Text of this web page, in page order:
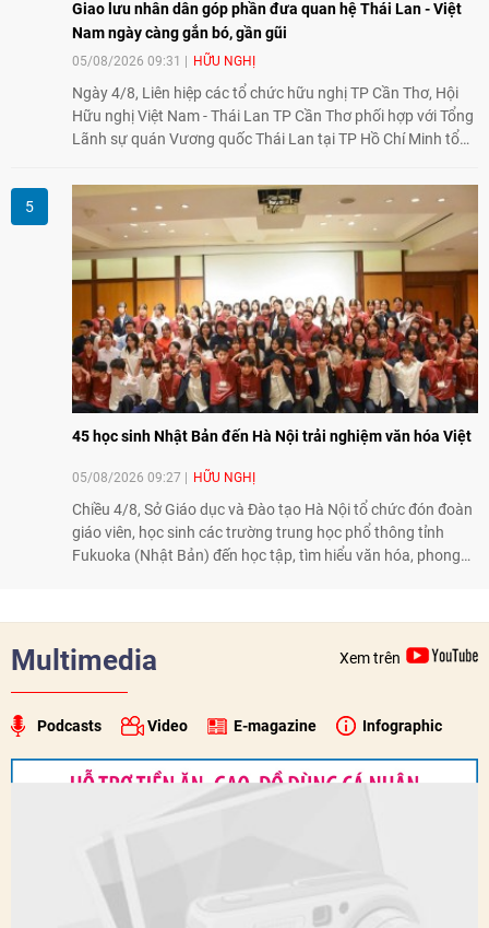
02/8/2026).
Giao lưu nhân dân góp phần đưa quan hệ Thái Lan - Việt
Nam ngày càng gắn bó, gần gũi
05/08/2026 09:31 HỮU NGHỊ
Ngày 4/8, Liên hiệp các tổ chức hữu nghị TP Cần Thơ, Hội
Hữu nghị Việt Nam - Thái Lan TP Cần Thơ phối hợp với Tổng
Lãnh sự quán Vương quốc Thái Lan tại TP Hồ Chí Minh tổ
chức họp mặt kỷ niệm 50 năm thiết lập quan hệ ngoại giao
Việt Nam - Thái Lan (1976-2026). Tại đây, nhấn mạnh vai trò
hoạt động trao đổi về văn hóa, giáo dục, du lịch, ẩm thực,
nghệ thuật và giao lưu thanh niên đã góp phần đưa quan hệ
Thái Lan - Việt Nam ngày càng gắn bó, gần gũi.
45 học sinh Nhật Bản đến Hà Nội trải nghiệm văn hóa Việt
05/08/2026 09:27 HỮU NGHỊ
Chiều 4/8, Sở Giáo dục và Đào tạo Hà Nội tổ chức đón đoàn
giáo viên, học sinh các trường trung học phổ thông tỉnh